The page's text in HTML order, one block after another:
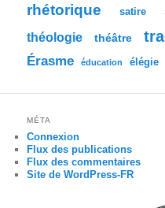
rhétorique satire
théologie théâtre
Érasme éducation élégie
MÉTA
Connexion
Flux des publications
Flux des commentaires
Site de WordPress-FR